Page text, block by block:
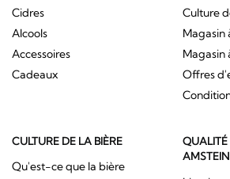
Cidres
Alcools
Accessoires
Cadeaux
Culture
Magasin
Magasin
Offres
CULTURE DE LA BIÈRE
Qu'est-ce que la bière
QUALITÉ
AMSTEIN